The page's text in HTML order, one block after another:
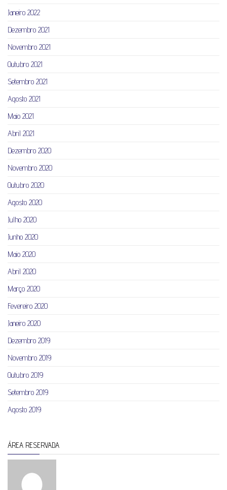
Janeiro 2022
Dezembro 2021
Novembro 2021
Outubro 2021
Setembro 2021
Agosto 2021
Maio 2021
Abril 2021
Dezembro 2020
Novembro 2020
Outubro 2020
Agosto 2020
Julho 2020
Junho 2020
Maio 2020
Abril 2020
Março 2020
Fevereiro 2020
Janeiro 2020
Dezembro 2019
Novembro 2019
Outubro 2019
Setembro 2019
Agosto 2019
ÁREA RESERVADA